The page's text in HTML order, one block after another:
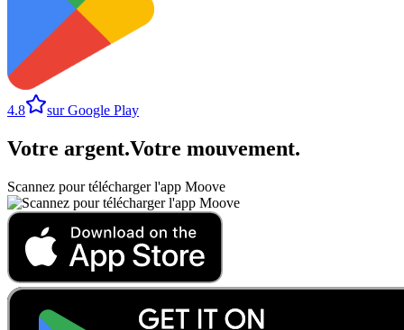
4.8 sur Google Play
Votre argent.Votre mouvement.
Scannez pour télécharger l'app Moove